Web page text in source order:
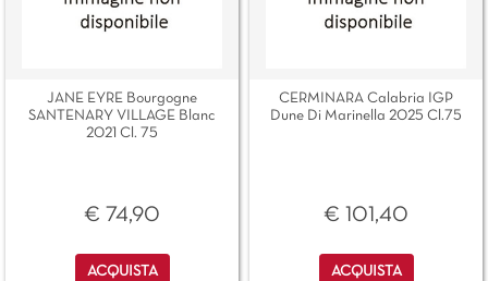
JANE EYRE Bourgogne
SANTENARY VILLAGE Blanc
2021 Cl. 75
€ 74,90
Quantità
ACQUISTA
CERMINARA Calabria IGP
Dune Di Marinella 2025 Cl.75
€ 101,40
Quantità
ACQUISTA